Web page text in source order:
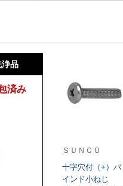
浄品
済み
ＳＵＮＣＯ
十字穴付（+）バ
インド小ねじ